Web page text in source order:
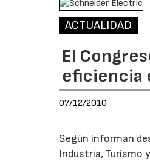
ACTUALIDAD
El
eficiencia
07/12/2010
Según informan
Industria, Turismo